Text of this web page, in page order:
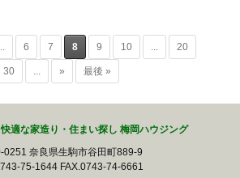
6 7 8 9 10 ... 20
30 ... » 最後 »
0251 奈良県生駒市谷田町889-9
75-1644 FAX.0743-74-6661